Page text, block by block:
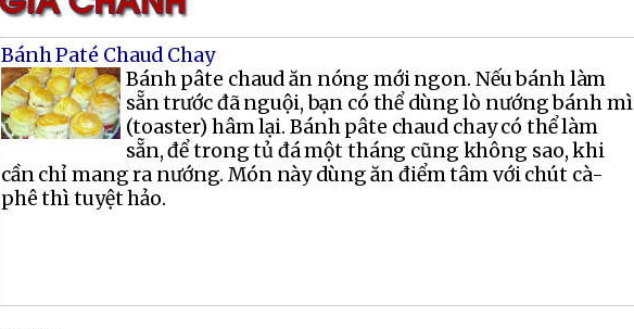
Bánh Paté Chaud Chay
Bánh pâte chaud ăn nóng mới ngon. Nếu bánh làm
sẵn trước đã nguội, bạn có thể dùng lò nướng bánh mì
(toaster) hâm lại. Bánh pâte chaud chay có thể làm
sẵn, để trong tủ đá một tháng cũng không sao, khi
cần chỉ mang ra nướng. Món này dùng ăn điểm tâm với chút cà-
phê thì tuyệt hảo.